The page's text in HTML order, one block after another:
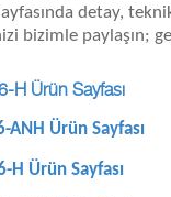
detay,
bizimle paylaşın;
H Ürün Sayfası
ANH Ürün Sayfası
H Ürün Sayfası